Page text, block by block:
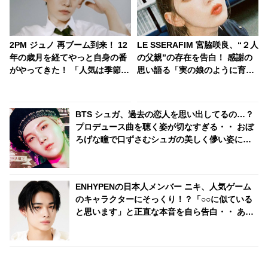
2PM ジュノ 再ブーム到来！ 12
年の歳月を経てやっと自身の番
がやってきた！ 「人気は季節と
LE SSERAFIM 宮脇咲良、“２人
の父親”の存在を告白！ 感謝の
思い語る「実の娘のように育て
にも臆せず堂々とした姿を見せ
る彼女に称賛の声
BTS シュガ、過去の恋人を思い出してるの…？
プロデュース曲を聴く姿が切なすぎる・・ おぼ
ろげな瞳で口ずさむシュガの美しく儚い姿にく
ENHYPENの日本人メンバー ニキ、人気ゲーム
のキャラクターにそっくり！？「○○に似ている
と思います」と正直な本音を自ら告白・・ あま